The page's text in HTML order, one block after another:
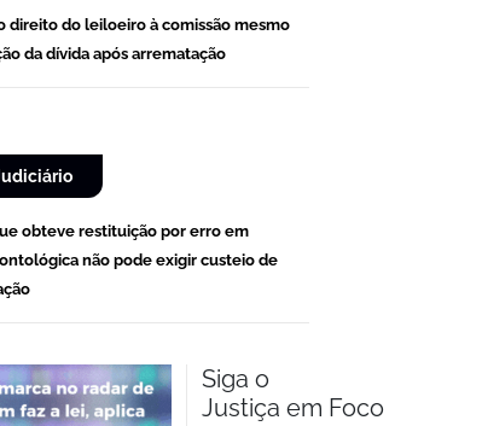
direito do leiloeiro à comissão mesmo
da dívida após arrematação
obteve restituição por erro em
não pode exigir custeio de
Siga o
Justiça em Foco